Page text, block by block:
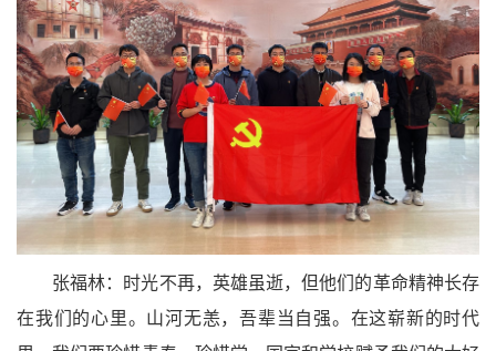
张福林：时光不再，英雄虽逝，但他们的革命精神长存
在我们的心里。山河无恙，吾辈当自强。在这崭新的时代